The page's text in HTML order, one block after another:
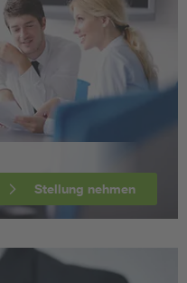
Stellung nehmen